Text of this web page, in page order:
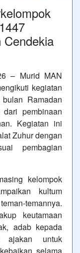
– Murid MAN
kegiatan
Ramadan
pembinaan
Kegiatan ini
Zuhur dengan
pembagian
kelompok
kultum
temannya.
keutamaan
adab kepada
untuk
selama